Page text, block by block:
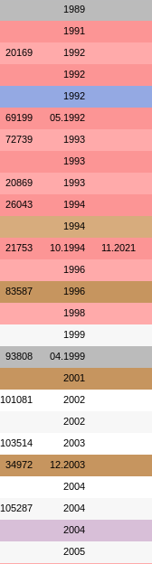
1989
1991
20169 1992
1992
1992
69199 05.1992
72739 1993
1993
20869 1993
26043 1994
1994
21753 10.1994 11.2021
1996
83587 1996
1998
1999
93808 04.1999
2001
101081 2002
2002
103514 2003
34972 12.2003
2004
105287 2004
2004
2005